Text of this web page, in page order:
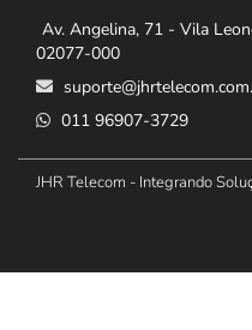
Av. Angelina, 71 - Vila
02077-000
011 96907-3729
JHR Telecom - Integrando